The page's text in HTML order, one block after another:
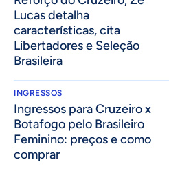
Lucas detalha
características, cita
Libertadores e Seleção
Brasileira
INGRESSOS
Ingressos para Cruzeiro x
Botafogo pelo Brasileiro
Feminino: preços e como
comprar